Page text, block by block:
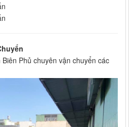
Phủ chuyên vận chuyển các